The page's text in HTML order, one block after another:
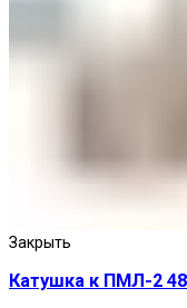
Закрыть
Катушка к ПМЛ-2